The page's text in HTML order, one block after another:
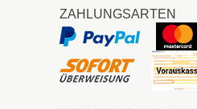
ZAHLUNGSARTEN